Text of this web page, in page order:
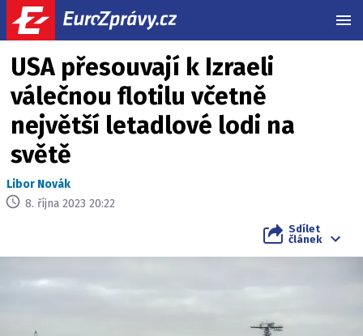
USA přesouvají k Izraeli
válečnou flotilu včetně
největší letadlové lodi na
světě
Libor Novák
8. října 2023 20:22
Sdílet
článek